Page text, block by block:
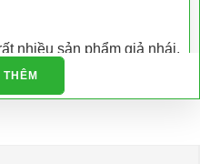
nhiều sản phẩm giả nhái,
là công ty chuyên
phụ tùng xe điện trực tiếp